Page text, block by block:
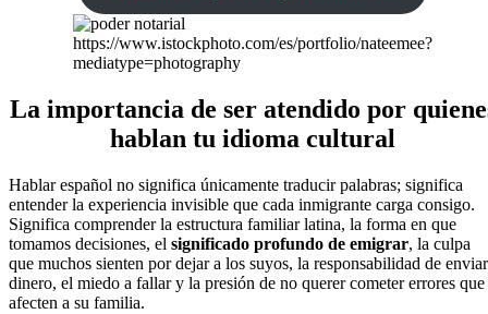
https://www.istockphoto.com/es/portfolio/nateemee?
mediatype=photography
La importancia de ser atendido por
hablan tu idioma cultural
Hablar español no significa únicamente traducir palabras; significa
entender la experiencia invisible que cada inmigrante carga consigo.
Significa comprender la estructura familiar latina, la forma en que
tomamos decisiones, el significado profundo de emigrar, la culpa
que muchos sienten por dejar a los suyos, la responsabilidad de enviar
dinero, el miedo a fallar y la presión de no querer cometer errores que
afecten a su familia.